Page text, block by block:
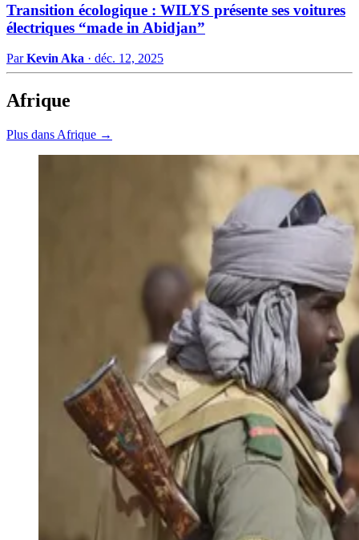
Transition écologique : WILYS présente ses voitures
électriques “made in Abidjan”
ParKevin Aka · déc. 12, 2025
Afrique
Plus dans Afrique →